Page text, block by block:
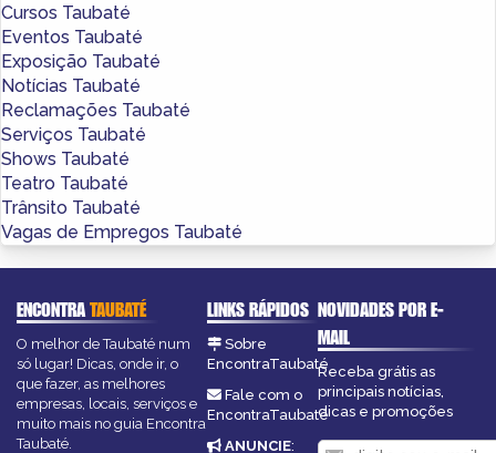
Cursos Taubaté
Eventos Taubaté
Exposição Taubaté
Notícias Taubaté
Reclamações Taubaté
Serviços Taubaté
Shows Taubaté
Teatro Taubaté
Trânsito Taubaté
Vagas de Empregos Taubaté
ENCONTRATAUBATÉ
O melhor de Taubaté num
só lugar! Dicas, onde ir, o
que fazer, as melhores
empresas, locais, serviços e
muito mais no guia Encontra
Taubaté.
LINKS RÁPIDOS
Sobre
EncontraTaubaté
Fale com o
EncontraTaubaté
ANUNCIE:
NOVIDADES POR E-
MAIL
Receba grátis as
principais notícias,
dicas e promoções